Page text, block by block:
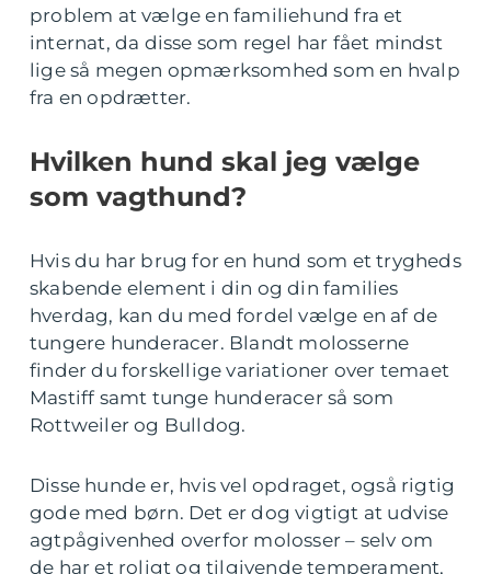
problem at vælge en familiehund fra et
internat, da disse som regel har fået mindst
lige så megen opmærksomhed som en hvalp
fra en opdrætter.
Hvilken hund skal jeg vælge
som vagthund?
Hvis du har brug for en hund som et trygheds
skabende element i din og din families
hverdag, kan du med fordel vælge en af de
tungere hunderacer. Blandt molosserne
finder du forskellige variationer over temaet
Mastiff samt tunge hunderacer så som
Rottweiler og Bulldog.
Disse hunde er, hvis vel opdraget, også rigtig
gode med børn. Det er dog vigtigt at udvise
agtpågivenhed overfor molosser – selv om
de har et roligt og tilgivende temperament,